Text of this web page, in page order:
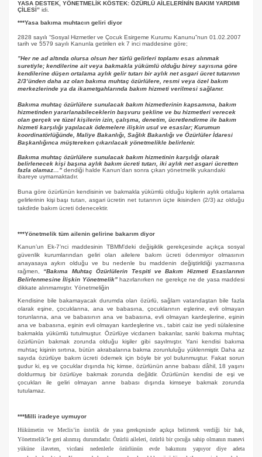
YASA DESTEK, YÖNETMELİK KÖSTEK: ÖZÜRLÜ AİLELERİNİN BAKIM YARDIMI
ÇİLESİ” idi.
***Yasa bakıma muhtacın geliri diyor
2828 sayılı “Sosyal Hizmetler ve Çocuk Esirgeme Kurumu Kanunu”nun 01.02.2007
tarih ve 5579 sayılı Kanunla getirilen ek 7 inci maddesine göre;
”Her ne ad altında olursa olsun her türlü gelirleri toplamı esas alınmak
suretiyle; kendilerine ait veya bakmakla yükümlü olduğu birey sayısına göre
kendilerine düşen ortalama aylık gelir tutarı bir aylık net asgari ücret tutarının
2/3’ünden daha az olan bakıma muhtaç özürlülere, resmi veya özel bakım
merkezlerinde ya da ikametgahlarında bakım hizmeti verilmesi sağlanır.
Bakıma muhtaç özürlülere sunulacak bakım hizmetlerinin kapsamına, bakım
hizmetinden yararlanabileceklerin başvuru şekline ve bu hizmetleri verecek
olan gerçek ve tüzel kişilerin izin, çalışma, denetim, ücretlendirme ile bakım
hizmeti karşılığı yapılacak ödemelere ilişkin usul ve esaslar; Kurumun
koordinatörlüğünde, Maliye Bakanlığı, Sağlık Bakanlığı ve Özürlüler İdaresi
Başkanlığınca müştereken çıkarılacak yönetmelikle belirlenir.
Bakıma muhtaç özürlülere sunulacak bakım hizmetinin karşılığı olarak
belirlenecek kişi başına aylık bakım ücreti tutarı, iki aylık net asgari ücretten
fazla olamaz…” dendiği halde Kanun’dan sonra çıkan yönetmelik yukarıdaki
ibareye uymamaktadır.
Buna göre özürlünün kendisinin ve bakmakla yükümlü olduğu kişilerin aylık ortalama
gelirlerinin kişi başı tutarı, asgari ücretin net tutarının üçte ikisinden (2/3) az olduğu
takdirde bakım ücreti ödenecektir.
***Yönetmelik tüm ailenin gelirine bakarım diyor
Kanun’un Ek-7’nci maddesinin TBMM’deki değişiklik gerekçesinde açıkça sosyal
güvenlik kurumlarından geliri olan ailelere bakım ücreti ödenmiyor olmasının
anayasaya aykırı olduğu ve bu nedenle bu maddenin değiştirildiği yazmasına
rağmen, “Bakıma Muhtaç Özürlülerin Tespiti ve Bakım Hizmeti Esaslarının
Belirlenmesine İlişkin Yönetmelik” hazırlanırken ne gerekçe ne de yasa maddesi
dikkate alınmamıştır. Yönetmeliğin
Kendisine bile bakamayacak durumda olan özürlü, sağlam vatandaştan bile fazla
olarak eşine, çocuklarına, ana ve babasına, çocuklarının eşlerine, evli olmayan
torunlarına, ana ve babasının ana ve babasına, evli olmayan kardeşlerine, eşinin
ana ve babasına, eşinin evli olmayan kardeşlerine vs., tabiri caiz ise yedi sülalesine
bakmakla yükümlü tutulmuştur. Özürlüye vicdanen bakanlar, sanki bakıma muhtaç
özürlünün bakmak zorunda olduğu kişiler gibi sayılmıştır. Yani kendisi bakıma
muhtaç kişinin sırtına, bütün akrabalarına bakma zorunluluğu yüklenmiştir. Daha az
sayıda özürlüye bakım ücreti ödemek için böyle bir yol bulunmuştur. Fakat sorun
şudur ki, eş ve çocuklar dışında hiç kimse, özürlünün anne babası dâhil, 18 yaşını
doldurmuş bir özürlüye bakmak zorunda değildir. Özürlünün kendisi de eşi ve
çocukları ile geliri olmayan anne babası dışında kimseye bakmak zorunda
tutulamaz.
***Milli iradeye uymuyor
Hükümetin ve Meclis’in üstelik de yasa gerekçesinde açıkça belirterek verdiği bir hak,
Yönetmelik’le geri alınmış durumdadır. Özürlü aileleri, özürlü bir çocuğa sahip olmanın manevi
yüküne ilaveten, vicdani nedenlerle özürlünün evde bakımını yapıyor diye adeta